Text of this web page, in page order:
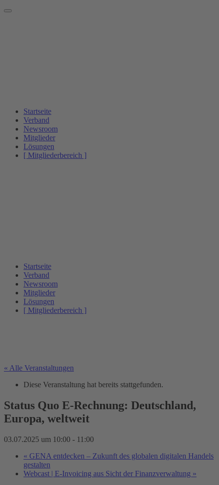
Startseite
Verband
Newsroom
Mitglieder
Lösungen
[ Mitgliederbereich ]
Startseite
Verband
Newsroom
Mitglieder
Lösungen
[ Mitgliederbereich ]
« Alle Veranstaltungen
Diese Veranstaltung hat bereits stattgefunden.
Status Quo E-Rechnung: Deutschland,
Europa, weltweit
03.07.2025 um 10:00 - 11:00
« GENA entdecken – Zukunft des globalen digitalen Handels
gestalten
Webcast | E-Invoicing aus Sicht der Finanzverwaltung »